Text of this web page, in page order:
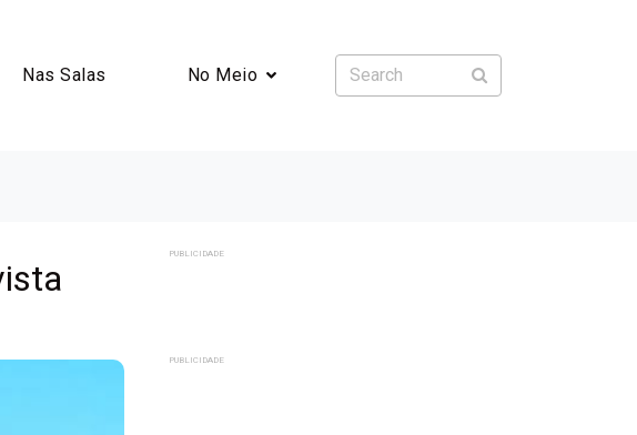
Nas Salas No Meio
PUBLICIDADE
PUBLICIDADE